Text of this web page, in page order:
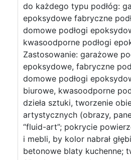
do każdego typu podłóg:
epoksydowe fabryczne
domowe podłogi
kwasoodporne podłogi
Zastosowanie: garażowe
epoksydowe, fabryczne
domowe podłogi
biurowe, kwasoodporne
dzieła sztuki, tworzenie
artystycznych (obrazy,
“fluid-art”; pokrycie
i mebli, by kolor nabrał
betonowe blaty kuchenne;